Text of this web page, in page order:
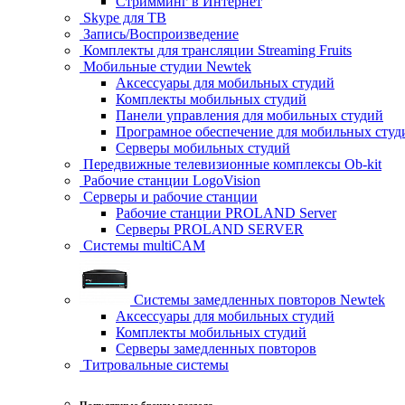
Skype для ТВ
Запись/Воспроизведение
Комплекты для трансляции Streaming Fruits
Мобильные студии Newtek
Аксессуары для мобильных студий
Комплекты мобильных студий
Панели управления для мобильных студий
Програмное обеспечение для мобильных
Серверы мобильных студий
Передвижные телевизионные комплексы Ob-kit
Рабочие станции LogoVision
Серверы и рабочие станции
Рабочие станции PROLAND Server
Серверы PROLAND SERVER
Системы multiCAM
Системы замедленных повторов Newtek
Аксессуары для мобильных студий
Комплекты мобильных студий
Серверы замедленных повторов
Титровальные системы